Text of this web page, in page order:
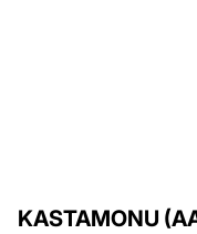
KASTAMONU